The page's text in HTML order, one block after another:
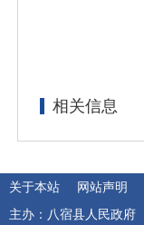
相关信息
关于本站 网站声明
主办：八宿县人民政府